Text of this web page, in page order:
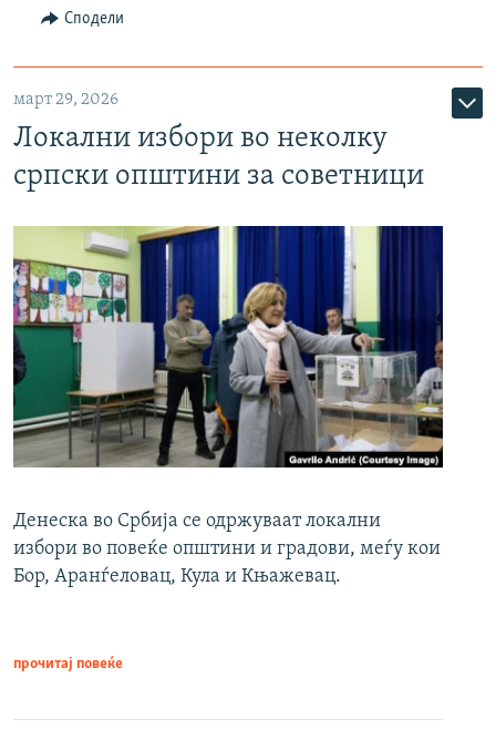
Сподели
март 29, 2026
Локални избори во неколку
српски општини за советници
Денеска во Србија се одржуваат локални
избори во повеќе општини и градови, меѓу кои
Бор, Аранѓеловац, Кула и Књажевац.
прочитај повеќе